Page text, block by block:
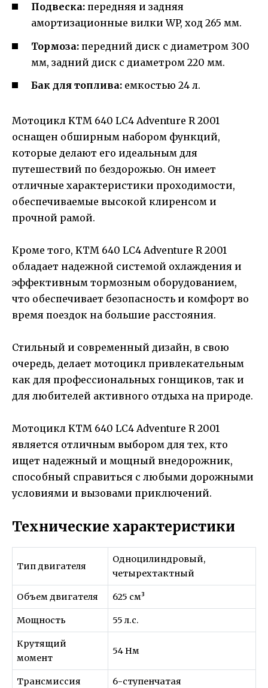
Подвеска: передняя и задняя
амортизационные вилки WP, ход 265 мм.
Тормоза: передний диск с диаметром 300
мм, задний диск с диаметром 220 мм.
Бак для топлива: емкостью 24 л.
Мотоцикл KTM 640 LC4 Adventure R 2001
оснащен обширным набором функций,
которые делают его идеальным для
путешествий по бездорожью. Он имеет
отличные характеристики проходимости,
обеспечиваемые высокой клиренсом и
прочной рамой.
Кроме того, KTM 640 LC4 Adventure R 2001
обладает надежной системой охлаждения и
эффективным тормозным оборудованием,
что обеспечивает безопасность и комфорт во
время поездок на большие расстояния.
Стильный и современный дизайн, в свою
очередь, делает мотоцикл привлекательным
как для профессиональных гонщиков, так и
для любителей активного отдыха на природе.
Мотоцикл KTM 640 LC4 Adventure R 2001
является отличным выбором для тех, кто
ищет надежный и мощный внедорожник,
способный справиться с любыми дорожными
условиями и вызовами приключений.
Технические характеристики
Тип двигателя
Одноцилиндровый,
четырехтактный
Объем двигателя 625 см³
Мощность 55 л.с.
Крутящий
момент
54 Нм
Трансмиссия 6-ступенчатая